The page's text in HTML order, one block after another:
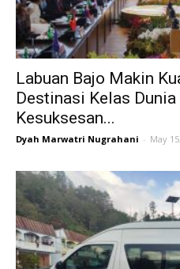
Labuan Bajo Makin
Destinasi Kelas
Kesuksesan...
Dyah Marwatri Nugrahani - May